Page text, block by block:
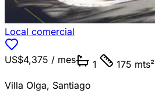
Local comercial
US$4,375 / mes 1
175 mts²
Villa Olga, Santiago